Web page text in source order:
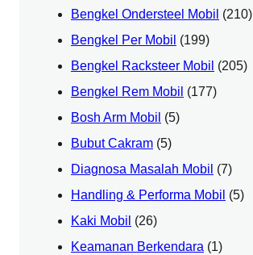
Bengkel Ondersteel Mobil (210)
Bengkel Per Mobil (199)
Bengkel Racksteer Mobil (205)
Bengkel Rem Mobil (177)
Bosh Arm Mobil (5)
Bubut Cakram (5)
Diagnosa Masalah Mobil (7)
Handling & Performa Mobil (5)
Kaki Mobil (26)
Keamanan Berkendara (1)